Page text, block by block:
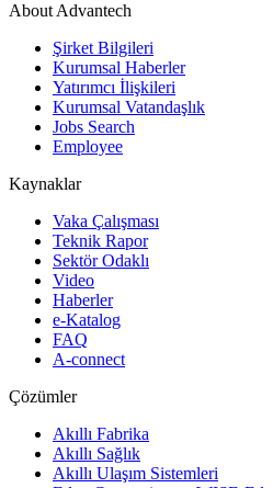
About Advantech
Şirket Bilgileri
Kurumsal Haberler
Yatırımcı İlişkileri
Kurumsal Vatandaşlık
Jobs Search
Employee
Kaynaklar
Vaka Çalışması
Teknik Rapor
Sektör Odaklı
Video
Haberler
e-Katalog
FAQ
A-connect
Çözümler
Akıllı Fabrika
Akıllı Sağlık
Akıllı Ulaşım Sistemleri